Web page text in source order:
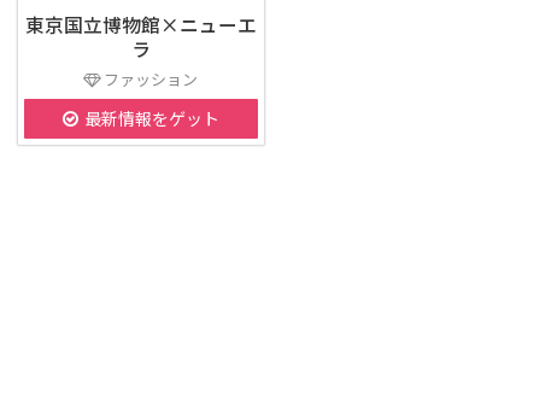
東京国立博物館×ニューエ
ラ
ファッション
最新情報をゲット